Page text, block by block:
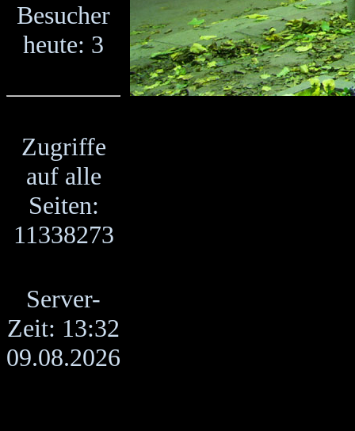
Besucher
heute: 3
Zugriffe
auf alle
Seiten:
11338273
Server-
Zeit: 13:32
09.08.2026